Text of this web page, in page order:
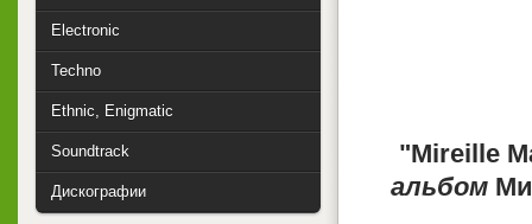
"Mireille
альбом
Electronic
Techno
Ethnic, Enigmatic
Soundtrack
Дискографии